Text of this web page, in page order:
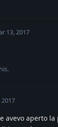
13, 2017
.
avevo aperto la